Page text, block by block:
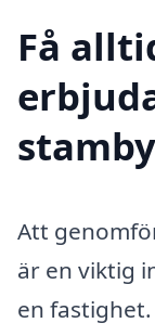
Få
Att
är en viktig
en